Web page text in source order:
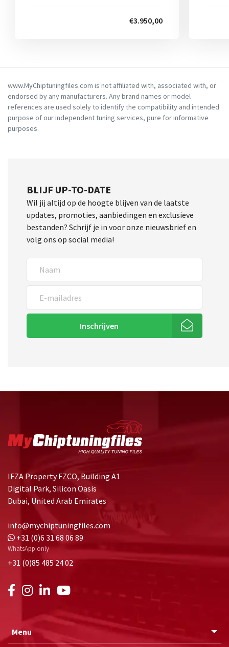
€3.950,00
www.MyChiptuningfiles.com is not affiliated with, associated with, or
endorsed by any manufacturers. Any brand names or model
references are used solely to identify the compatibility and intended
purpose of our independent tuning services, pure for informative
purposes.
BLIJF UP-TO-DATE
Wil jij altijd op de hoogte blijven van de laatste
updates, promoties, aanbiedingen en exclusieve
bestanden? Schrijf je in voor onze nieuwsbrief en
volg ons op social media!
Inschrijven
IFZA Property FZCO, Building A1
Digital Park, Silicon Oasis
Dubai, United Arab Emirates
info@mychiptuningfiles.com
+31 (0)6 31 68 06 89
WhatsApp only
+31 (0)85 485 24 02
Menu